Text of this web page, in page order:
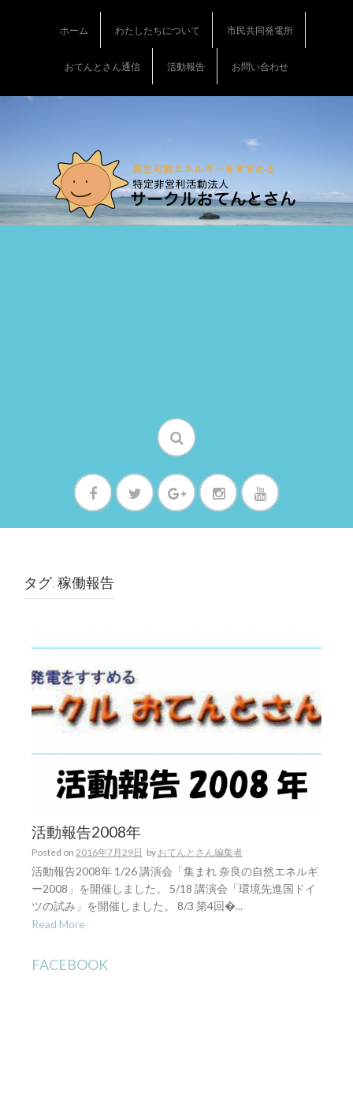
t
ホーム わたしたちについて 市民共同発電所
おてんとさん通信 活動報告 お問い合わせ
タグ: 稼働報告
活動報告2008年
Posted on 2016年7月29日 by おてんとさん編集者
活動報告2008年 1/26 講演会「集まれ 奈良の自然エネルギ
ー2008」を開催しました。 5/18 講演会「環境先進国ドイ
ツの試み」を開催しました。 8/3 第4回�...
Read More
FACEBOOK